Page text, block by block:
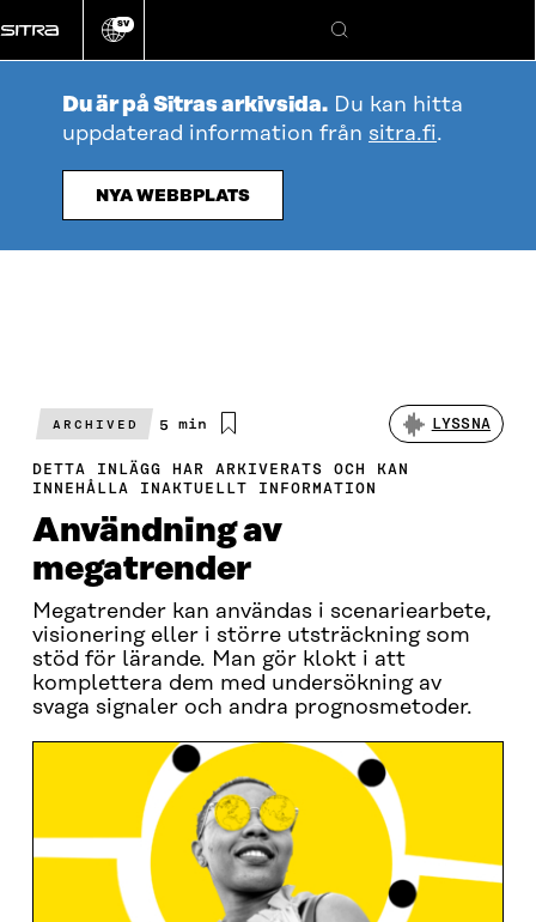
direkt
till
Ändra
språk
SV
Sök
Du är på Sitras arkivsida. Du kan hitta
uppdaterad information från sitra.fi.
NYA WEBBPLATS
ARCHIVED
Beräknad
5 min LYSSNA
DETTA INLÄGG HAR ARKIVERATS OCH KAN
INNEHÅLLA INAKTUELLT INFORMATION
Användning av
megatrender
Megatrender kan användas i scenariearbete,
visionering eller i större utsträckning som
stöd för lärande. Man gör klokt i att
komplettera dem med undersökning av
svaga signaler och andra prognosmetoder.